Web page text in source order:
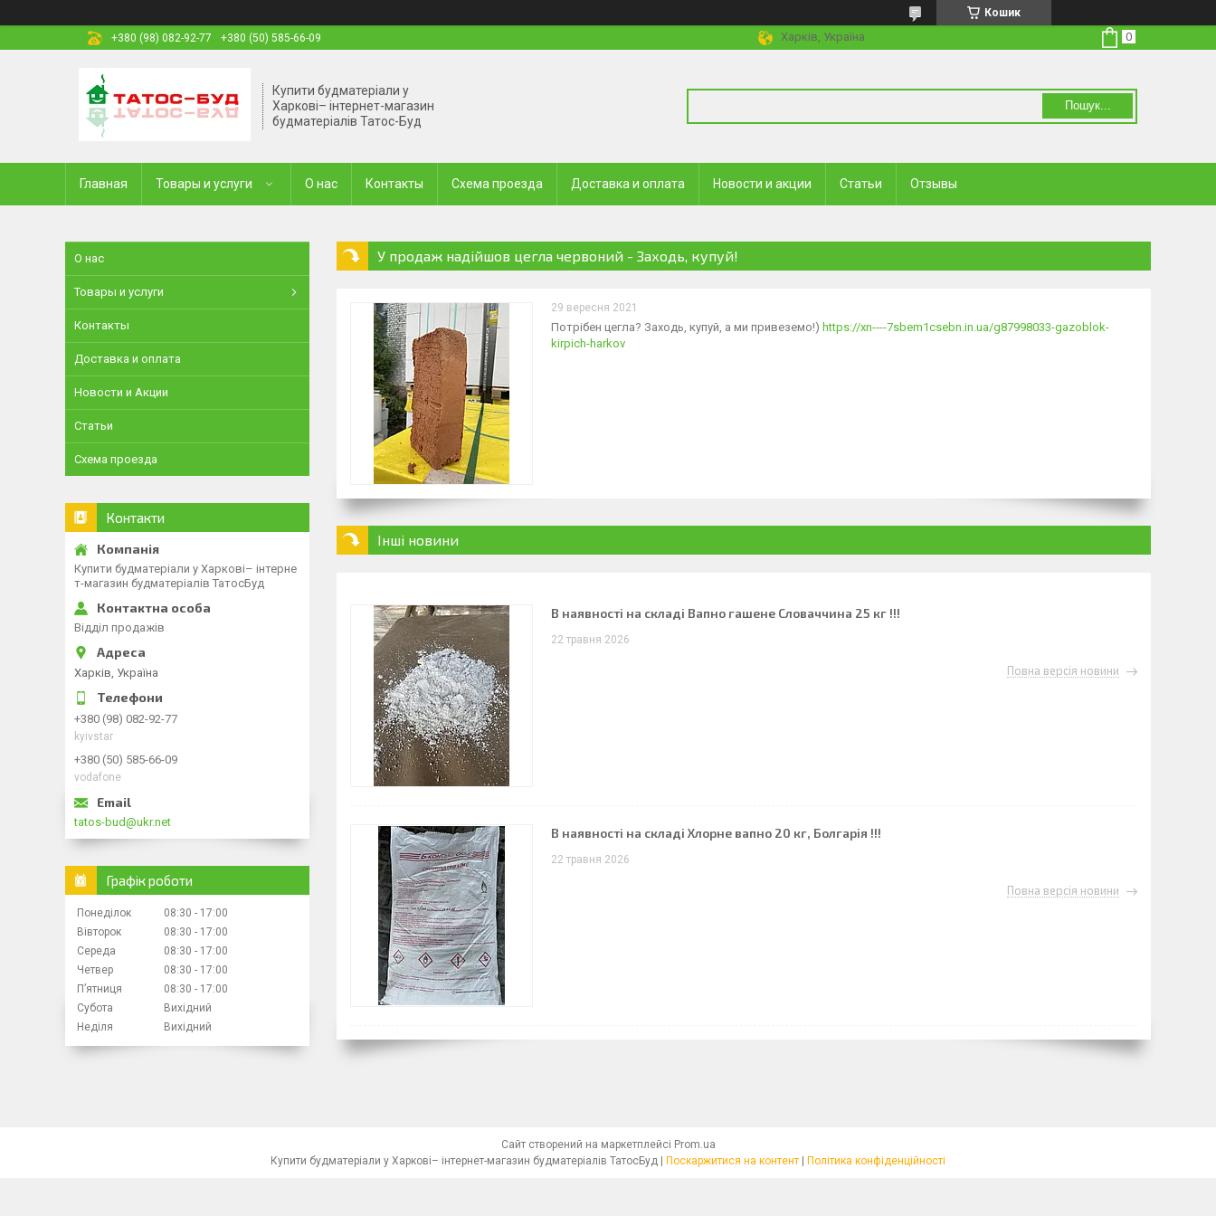
Кошик
+380 (98) 082-92-77
+380 (50) 585-66-09 Харків, Україна
Купити будматеріали у
Харкові– інтернет-магазин
будматеріалів Татос-Буд
Пошук...
Главная Товары и услуги О нас Контакты Схема проезда Доставка и оплата Новости и акции Статьи Отзывы
У продаж надійшов цегла червоний - Заходь, купуй!
29 вересня 2021
Потрібен цегла? Заходь, купуй, а ми привеземо!) https://xn----7sbem1csebn.in.ua/g87998033-gazoblok-
kirpich-harkov
Інші новини
В наявності на складі Вапно гашене Словаччина 25 кг !!!
22 травня 2026
Повна версія новини
В наявності на складі Хлорне вапно 20 кг, Болгарія !!!
22 травня 2026
Повна версія новини
О нас
Товары и услуги
Контакты
Доставка и оплата
Новости и Акции
Статьи
Схема проезда
Контакти
Купити будматеріали у Харкові– інтерне
т-магазин будматеріалів ТатосБуд
Відділ продажів
Харків, Україна
+380 (98) 082-92-77
kyivstar
+380 (50) 585-66-09
vodafone
tatos-bud@ukr.net
Графік роботи
Понеділок 08:30
17:00
Вівторок
08:30
17:00
Середа
08:30
17:00
Четвер
08:30
17:00
Пʼятниця
08:30
17:00
Субота
Вихідний
Неділя
Вихідний
Сайт створений на маркетплейсі Prom.ua
Купити будматеріали у Харкові– інтернет-магазин будматеріалів ТатосБуд | Поскаржитися на контент | Політика конфіденційності